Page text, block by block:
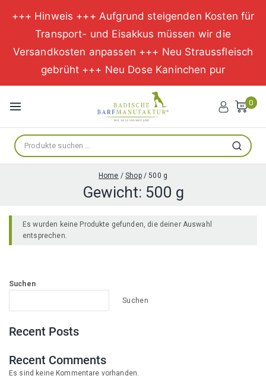
+++ Hinweis +++ Aufgrund steigenden Kosten für
Transport- und Eisakkus müssen wir die
Versandkosten anpassen +++ Neu Straussfleisch
gebrüht +++ Neu Dose Kaninchen pur
Inhalt
springen
0
Suche
nach:
Suchen
Home / Shop / 500 g
Gewicht: 500 g
Es wurden keine Produkte gefunden, die deiner Auswahl
entsprechen.
Suchen
Suchen
Recent Posts
Recent Comments
Es sind keine Kommentare vorhanden.